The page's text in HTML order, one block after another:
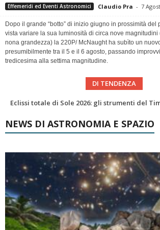
Effemeridi ed Eventi Astronomici Claudio Pra - 7
Dopo il grande “botto” di inizio giugno in prossimità del
vista variare la sua luminosità di circa nove
nona grandezza) la 220P/ McNaught ha subìto un
presumibilmente tra il 5 e il 6 agosto, passando
tredicesima alla settima magnitudine.
DI TENDENZA
NEWS DI ASTRONOMIA E SPAZIO